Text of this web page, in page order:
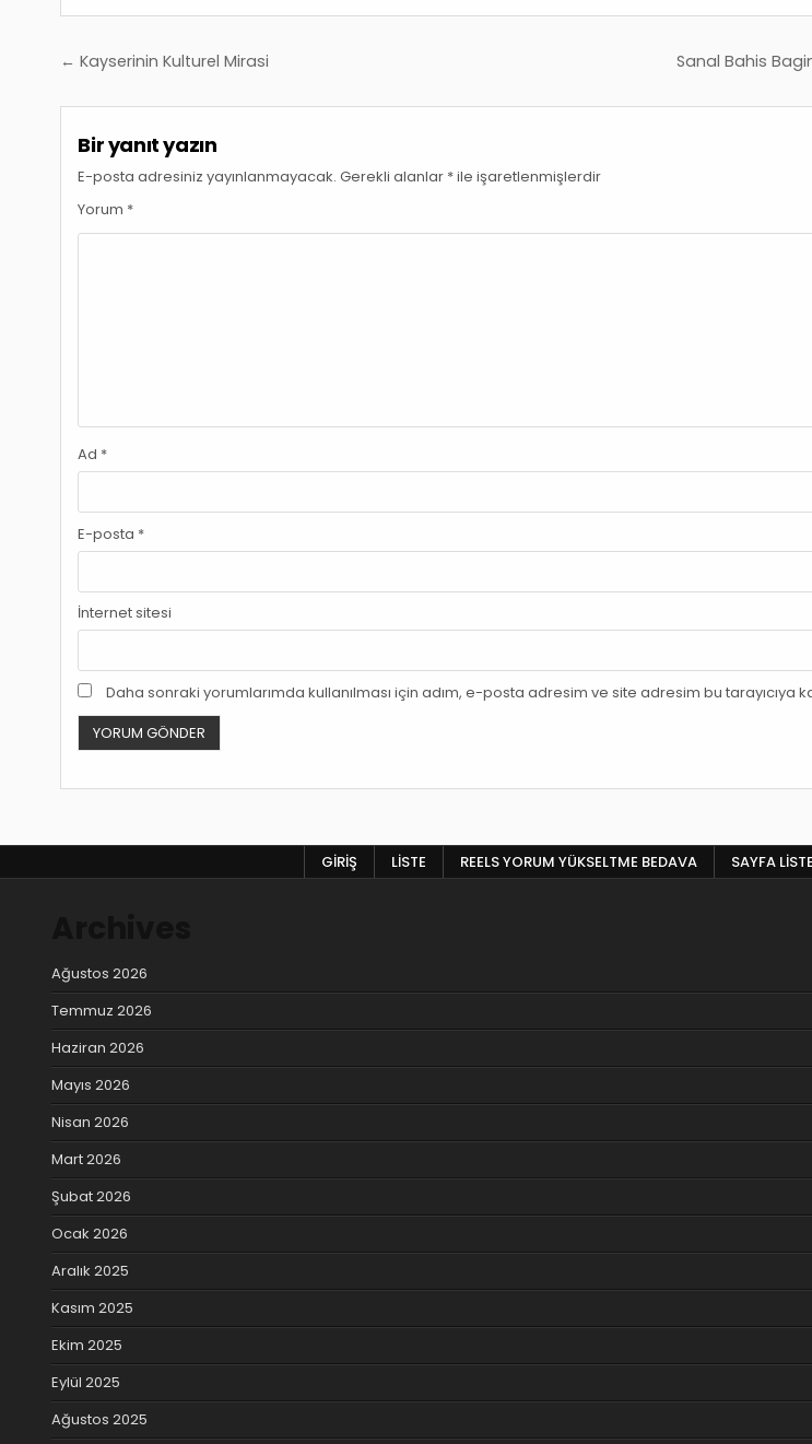
Yazı Sanal Bahis
← Kayserinin Kulturel Mirasi
Bir yanıt yazın
E-posta adresiniz yayınlanmayacak. Gerekli alanlar *ile işaretlenmişlerdir
Yorum *
Ad *
E-posta *
İnternet sitesi
Daha sonraki yorumlarımda kullanılması için adım, e-posta adresim ve site adresim bu tarayıcıya
GIRIŞ LISTE REELS YORUM YÜKSELTME BEDAVA SAYFA
Ağustos 2026
Temmuz 2026
Haziran 2026
Mayıs 2026
Nisan 2026
Mart 2026
Şubat 2026
Ocak 2026
Aralık 2025
Kasım 2025
Ekim 2025
Eylül 2025
Ağustos 2025